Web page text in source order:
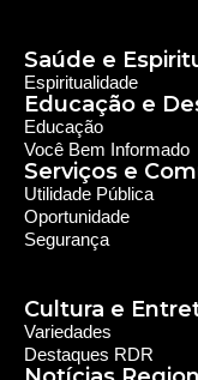
Política e
Notícias
Política
Economia
As Últimas da Região
Caiapônia e Região
Iporá e Região
SLMB e Região
© 2024 RDR